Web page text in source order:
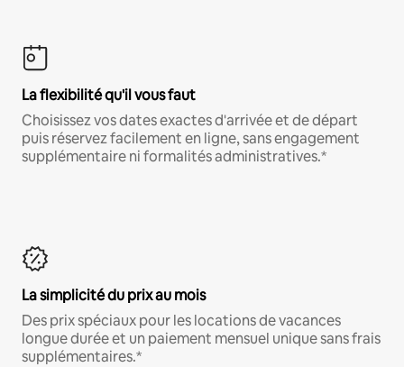
La flexibilité qu'il vous faut
Choisissez vos dates exactes d'arrivée et de départ
puis réservez facilement en ligne, sans engagement
supplémentaire ni formalités administratives.*
La simplicité du prix au mois
Des prix spéciaux pour les locations de vacances
longue durée et un paiement mensuel unique sans frais
supplémentaires.*